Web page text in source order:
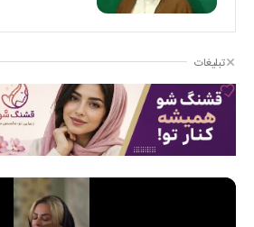
تبلیغات